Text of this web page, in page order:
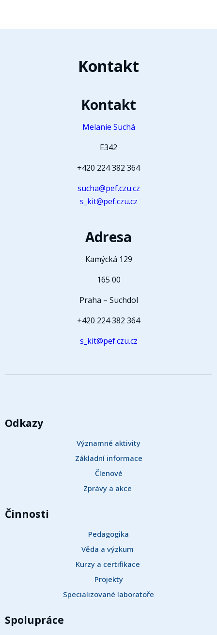
Kontakt
Kontakt
Melanie Suchá
E342
+420 224 382 364
sucha@pef.czu.cz
s_kit@pef.czu.cz
Adresa
Kamýcká 129
165 00
Praha – Suchdol
+420 224 382 364
s_kit@pef.czu.cz
Odkazy
Významné aktivity
Základní informace
Členové
Zprávy a akce
Činnosti
Pedagogika
Věda a výzkum
Kurzy a certifikace
Projekty
Specializované laboratoře
Spolupráce